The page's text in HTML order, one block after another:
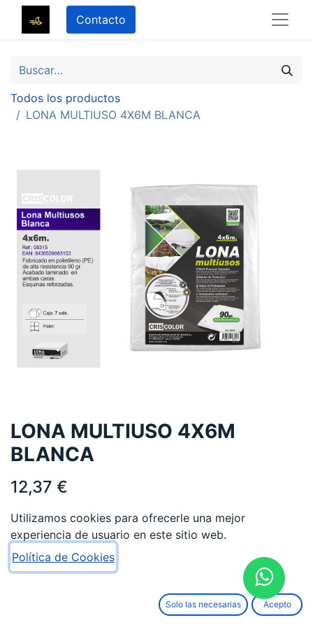
Contacto
Todos los productos
LONA MULTIUSO 4X6M BLANCA
LONA MULTIUSO 4X6M
BLANCA
12,37 €
AÑADIR AL CARRITO
Utilizamos cookies para ofrecerle una mejor
experiencia de usuario en este sitio web.
Política de Cookies
Solo las necesarias Acepto